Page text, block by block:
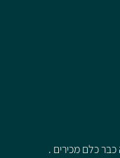
כלם מכירים .